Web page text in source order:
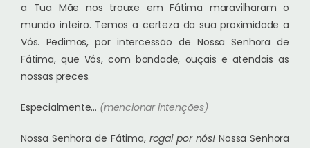
a Tua Mãe nos trouxe em Fátima maravilharam o
mundo inteiro. Temos a certeza da sua proximidade a
Vós. Pedimos, por intercessão de Nossa Senhora de
Fátima, que Vós, com bondade, ouçais e atendais as
nossas preces.
Especialmente… (mencionar intenções)
Nossa Senhora de Fátima, rogai por nós!Nossa Senhora